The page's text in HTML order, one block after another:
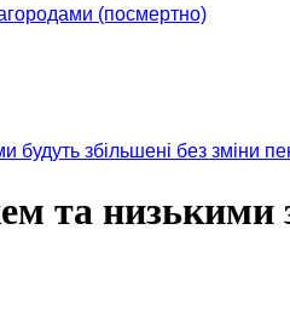
(посмертно)
будуть збільшені без зміни
та низькими